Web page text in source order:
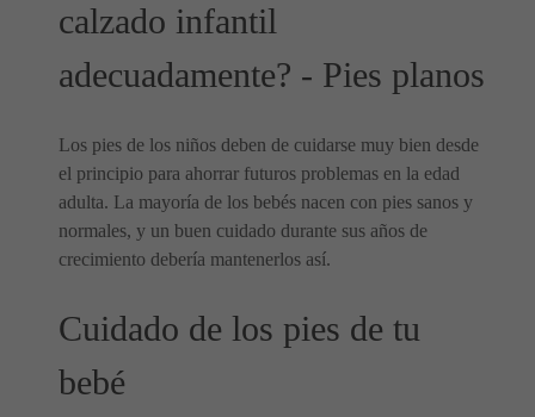
calzado infantil
adecuadamente? - Pies planos
Los pies de los niños deben de cuidarse muy bien desde
el principio para ahorrar futuros problemas en la edad
adulta. La mayoría de los bebés nacen con pies sanos y
normales, y un buen cuidado durante sus años de
crecimiento debería mantenerlos así.
Cuidado de los pies de tu
bebé